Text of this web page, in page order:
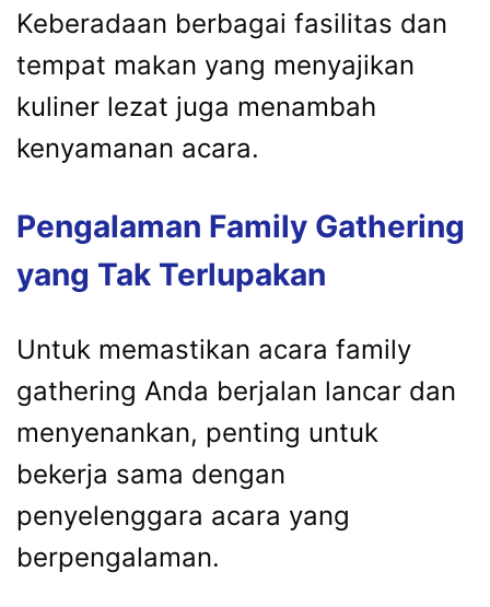
Keberadaan berbagai fasilitas dan
tempat makan yang menyajikan
kuliner lezat juga menambah
kenyamanan acara.
Pengalaman Family Gathering
yang Tak Terlupakan
Untuk memastikan acara family
gathering Anda berjalan lancar dan
menyenankan, penting untuk
bekerja sama dengan
penyelenggara acara yang
berpengalaman.